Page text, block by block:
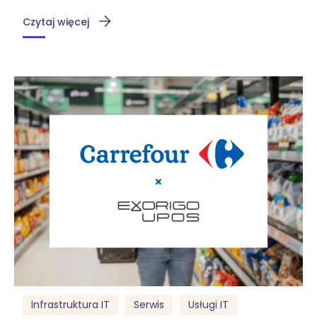
Czytaj więcej
Infrastruktura IT Serwis Usługi IT